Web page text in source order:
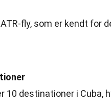
fly, som er kendt for
10 destinationer i Cuba,